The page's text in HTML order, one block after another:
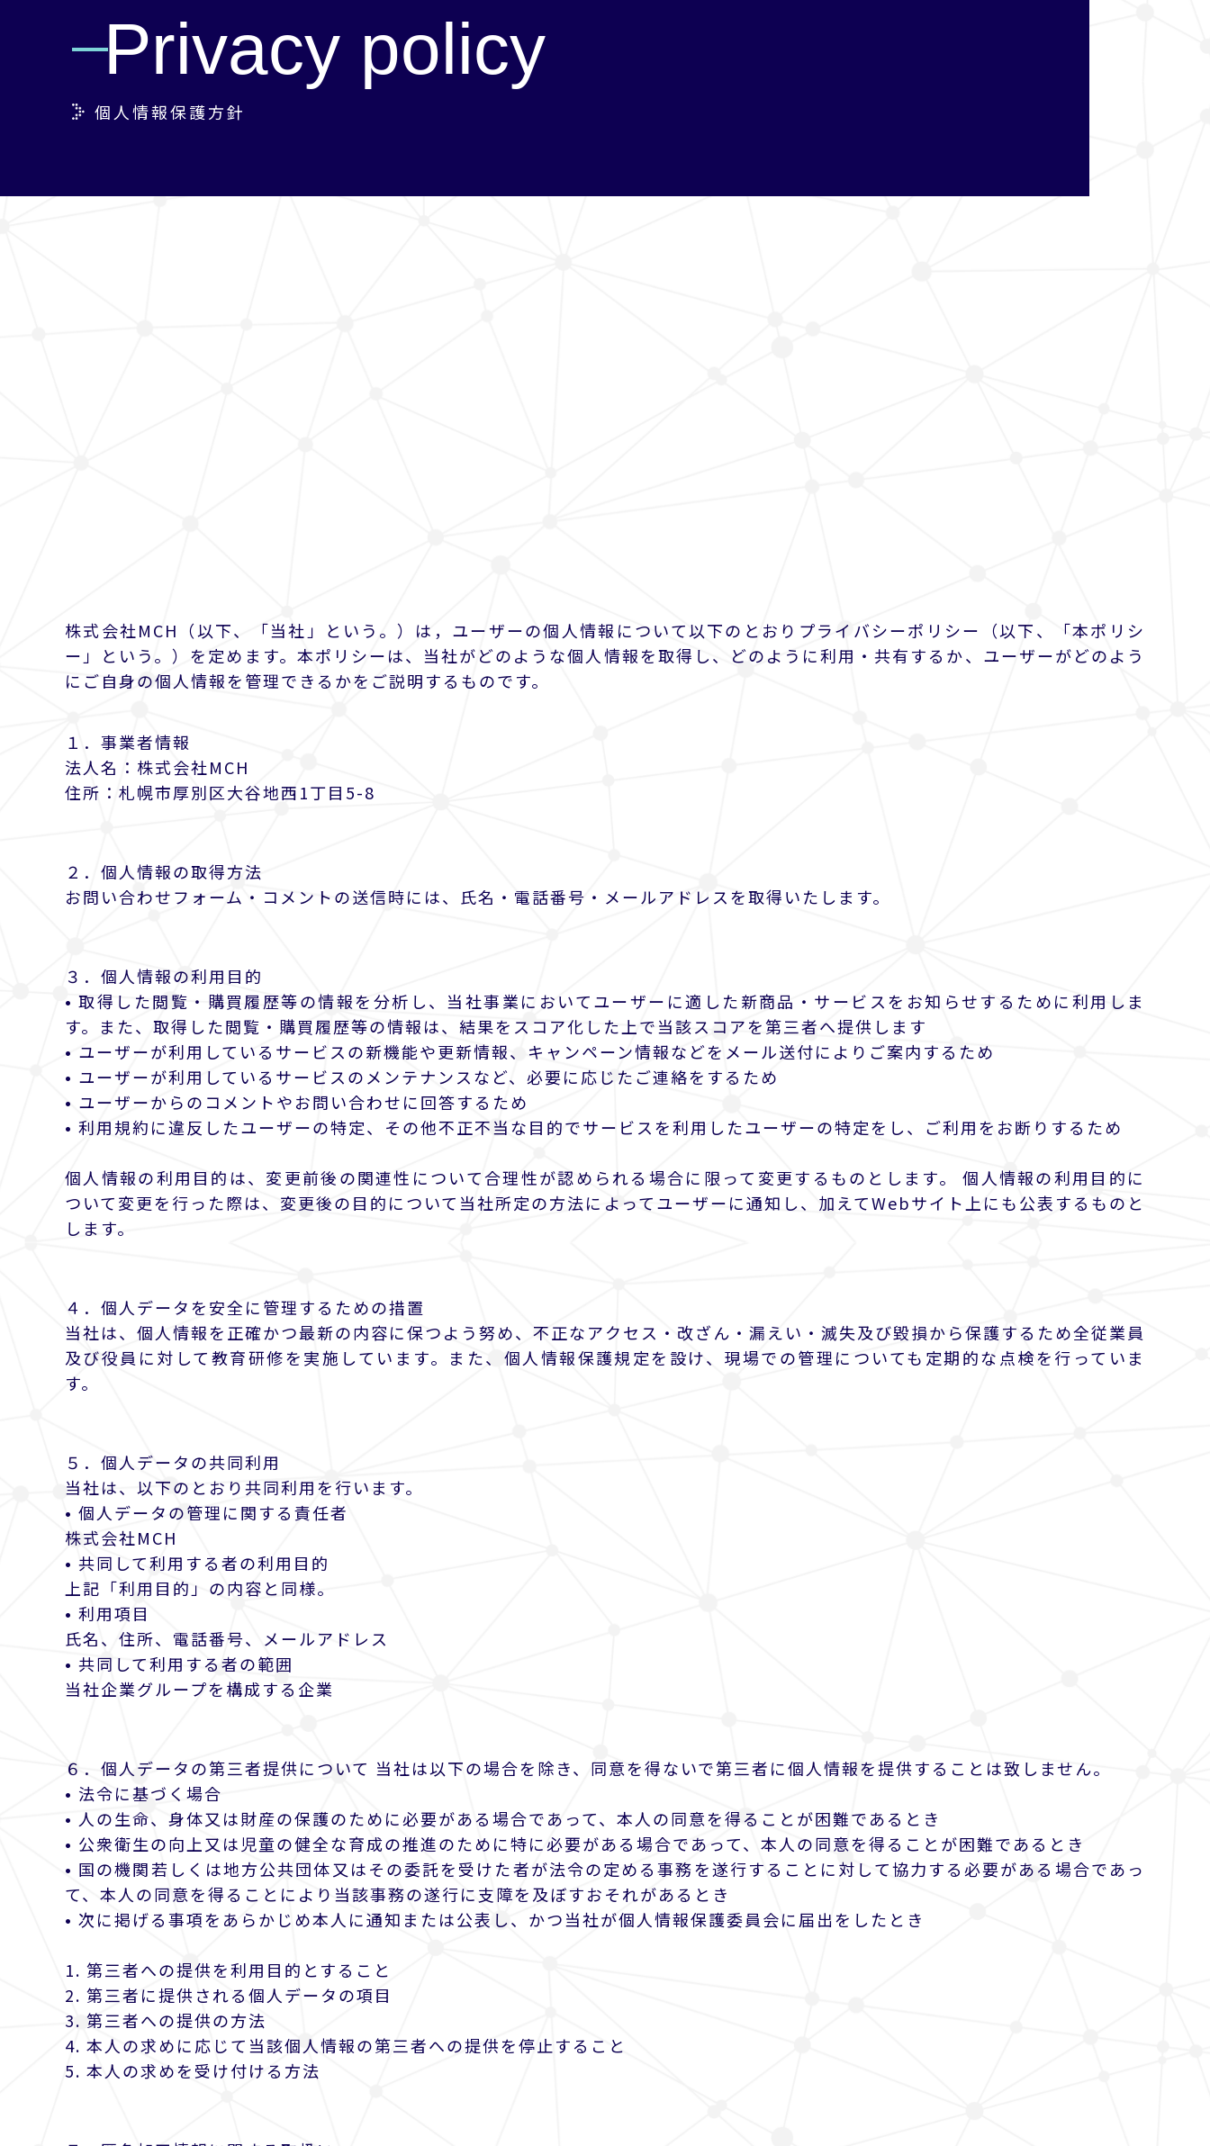
Privacy policy
個人情報保護方針
株式会社MCH（以下、「当社」という。）は，ユーザーの個人情報について以下のとおりプライバシーポリシー（以下、「本ポリシ
ー」という。）を定めます。本ポリシーは、当社がどのような個人情報を取得し、どのように利用・共有するか、ユーザーがどのよう
にご自身の個人情報を管理できるかをご説明するものです。
１．事業者情報
法人名：株式会社MCH
住所：札幌市厚別区大谷地西1丁目5-8
２．個人情報の取得方法
お問い合わせフォーム・コメントの送信時には、氏名・電話番号・メールアドレスを取得いたします。
３．個人情報の利用目的
• 取得した閲覧・購買履歴等の情報を分析し、当社事業においてユーザーに適した新商品・サービスをお知らせするために利用しま
す。また、取得した閲覧・購買履歴等の情報は、結果をスコア化した上で当該スコアを第三者へ提供します
• ユーザーが利用しているサービスの新機能や更新情報、キャンペーン情報などをメール送付によりご案内するため
• ユーザーが利用しているサービスのメンテナンスなど、必要に応じたご連絡をするため
• ユーザーからのコメントやお問い合わせに回答するため
• 利用規約に違反したユーザーの特定、その他不正不当な目的でサービスを利用したユーザーの特定をし、ご利用をお断りするため
個人情報の利用目的は、変更前後の関連性について合理性が認められる場合に限って変更するものとします。 個人情報の利用目的に
ついて変更を行った際は、変更後の目的について当社所定の方法によってユーザーに通知し、加えてWebサイト上にも公表するものと
します。
４．個人データを安全に管理するための措置
当社は、個人情報を正確かつ最新の内容に保つよう努め、不正なアクセス・改ざん・漏えい・滅失及び毀損から保護するため全従業員
及び役員に対して教育研修を実施しています。また、個人情報保護規定を設け、現場での管理についても定期的な点検を行っていま
す。
５．個人データの共同利用
当社は、以下のとおり共同利用を行います。
• 個人データの管理に関する責任者
株式会社MCH
• 共同して利用する者の利用目的
上記「利用目的」の内容と同様。
• 利用項目
氏名、住所、電話番号、メールアドレス
• 共同して利用する者の範囲
当社企業グループを構成する企業
６．個人データの第三者提供について 当社は以下の場合を除き、同意を得ないで第三者に個人情報を提供することは致しません。
• 法令に基づく場合
• 人の生命、身体又は財産の保護のために必要がある場合であって、本人の同意を得ることが困難であるとき
• 公衆衛生の向上又は児童の健全な育成の推進のために特に必要がある場合であって、本人の同意を得ることが困難であるとき
• 国の機関若しくは地方公共団体又はその委託を受けた者が法令の定める事務を遂行することに対して協力する必要がある場合であっ
て、本人の同意を得ることにより当該事務の遂行に支障を及ぼすおそれがあるとき
• 次に掲げる事項をあらかじめ本人に通知または公表し、かつ当社が個人情報保護委員会に届出をしたとき
1. 第三者への提供を利用目的とすること
2. 第三者に提供される個人データの項目
3. 第三者への提供の方法
4. 本人の求めに応じて当該個人情報の第三者への提供を停止すること
5. 本人の求めを受け付ける方法